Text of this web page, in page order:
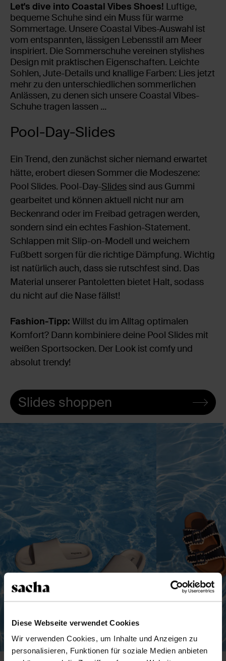
Diese Webseite verwendet Cookies
Wir verwenden Cookies, um Inhalte und Anzeigen zu
personalisieren, Funktionen für soziale Medien anbieten
Let's dive into Coastal Vibes Shoes! Luftige,
bequeme Schuhe sind ein Muss für warme
Sommertage. Unsere Coastal Vibes-Auswahl ist
vom entspannten, lässigen Lebensstil am Meer
inspiriert. Die Sommerschuhe vereinen stylishes
Design mit praktischen Eigenschaften. Leichte
Sohlen, Jute-Details und knallige Farben: Lies jetzt
mehr zu den unterschiedlichen sommerlichen
Anlässen, zu denen sich unsere Coastal Vibes-
Schuhe tragen lassen ...
Pool-Day-Slides
Ein Trend, den zunächst sicher niemand erwartet
hätte, erobert diesen Sommer die Modeszene:
Pool Slides. Pool-Day-Slides sind aus Gummi
gearbeitet und können aktuell nicht nur am
Beckenrand oder im Freibad getragen werden,
sondern sind ein echtes Fashion-Statement.
Schlappen mit Slip-on-Modell und weichem
Fußbett sorgen für die richtige Dämpfung. Wichtig
ist natürlich auch, dass sie rutschfest sind. Das
Material unserer Pantoletten bietet Halt, sodass
du nicht auf die Nase fällst!
Fashion-Tipp: Willst du im Alltag optimalen
Komfort? Dann kombiniere deine Pool Slides mit
weißen Sportsocken. Der Look ist comfy und
absolut trendy!
Slides shoppen